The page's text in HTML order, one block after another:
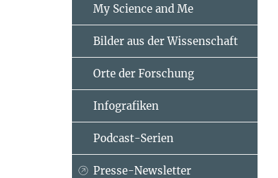
My Science and Me
Bilder aus der Wissenschaft
Orte der Forschung
Infografiken
Podcast-Serien
Presse-Newsletter